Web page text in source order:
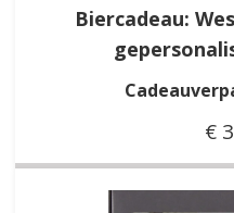
Biercadeau:
€